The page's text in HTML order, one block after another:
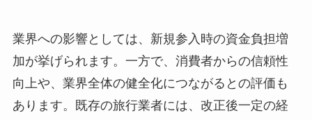
業界への影響としては、新規参入時の資金負担増
加が挙げられます。一方で、消費者からの信頼性
向上や、業界全体の健全化につながるとの評価も
あります。既存の旅行業者には、改正後一定の経